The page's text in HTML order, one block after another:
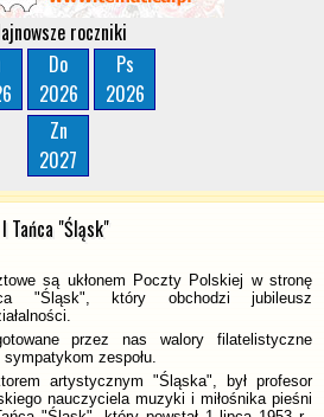
roczniki
Do
2026
Ps
2026
Zn
2027
Tańca "Śląsk"
są ukłonem Poczty Polskiej w stronę
"Śląsk", który obchodzi jubileusz
przez nas walory filatelistyczne
zespołu.
artystycznym "Śląska", był profesor
nauczyciela muzyki i miłośnika pieśni